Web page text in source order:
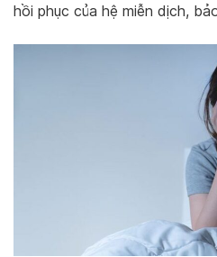
hồi phục của hệ miễn dịch,